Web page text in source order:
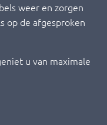
weer en zorgen
op de afgesproken
u van maximale